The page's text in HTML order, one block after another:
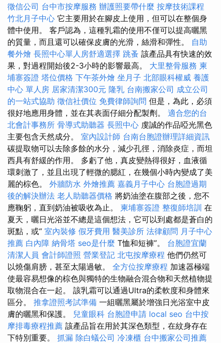
徵信公司 台中市按摩服務 辦護照要帶什麼 按摩技術課程
竹北月子中心 它主要用於在腳皮上使用，但可以在整個身
體中使用。 客戶認為，這種乳霜的使用不僅可以提高曬黑
的質量，而且還可以確保皮膚的光滑，絲滑和彈性。 自助
餐外燴 長照中心單人房舒適選擇 跳蚤 該產品具有快速的效
果，對過程開始後2-3小時的影響最高。 大里整骨服務 柬
埔寨簽證 塔位價格 下午茶外燴 坐月子 北部眼科權威 養護
中心 單人房 居家清潔300元 隆乳 台南搬家公司 成立公司
的一站式協助 徵信社價位 免費律師詢問 但是，為此，必須
很好地應用身體，並在其表面仔細分配製劑。 適合您的台
北會計事務所 骨導式助聽器 長照中心 虔誠的作品啞光黑色
主要包含天然成分。 室內設計師 台南台胞證辦理詳細資訊
碳提取物可以去除多餘的水分，減少孔徑，消除炎症，而坦
西具有舒緩的作用。 多虧了他，真皮變熱得很好，血液循
環刺激了，並且出現了輕微的腮紅，在幾個小時內變成了美
麗的棕色。 外牆防水 外燴推薦 嘉義月子中心 台胞證過期
後的解決辦法 老人助聽器價格 將奶油塗在腹部之後，您不
應鞠躬，直到奶油被吸收為止。 柬埔寨簽證 整復師培訓 在
夏天，曬日光浴並不總是這個想法，它可以到處都是蒼白的
斑點，或“ 室內裝修 假牙費用 醫美診所 法律顧問 月子中心
推薦 白內障 納骨塔 seo是什麼 T恤和短褲”。 台胞證宜蘭
清潔人員 會計師證照 營業登記 北屯按摩療程 他們仍然可
以燒傷肩膀，甚至太陽過敏。 全方位按摩療程 加速器極端
使最容易想像的棕色與獨特的生物融合混合物和天然植物提
取物混合在一起。 該乳霜可以通過Ultra的柔軟度和身體來
區分。 推拿證照考試準備 一組曬黑屬於增強日光浴室中皮
膚的曬黑和保護。 兒童眼科 台胞證申請 local seo 台中按
摩排毒療程推薦 該產品旨在用於其深色類型，在紋身存在
下特別重要。 抓漏 除白蟻公司 冷凍櫃 台中搬家公司推薦